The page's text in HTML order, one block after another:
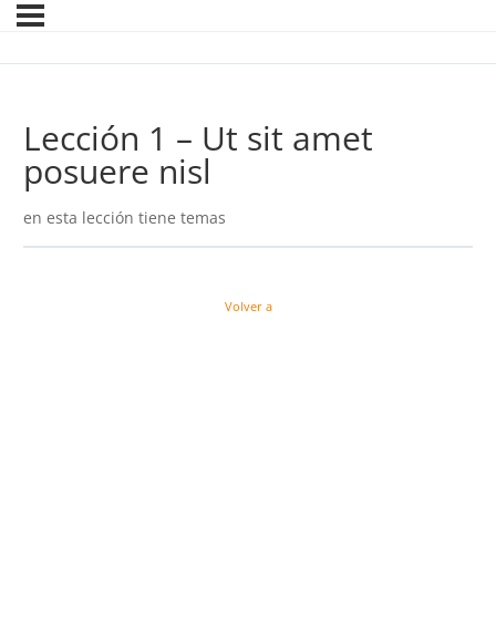
Lección 1 – Ut sit amet
posuere nisl
en esta lección tiene temas
Volver a